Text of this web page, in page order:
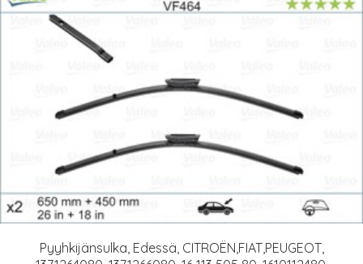
Pyyhkijänsulka, Edessä, CITROËN,FIAT,PEUGEOT,